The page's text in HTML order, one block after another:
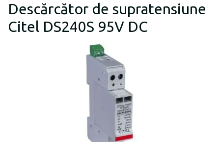
Descărcător de supratensiune
Citel DS240S 95V DC